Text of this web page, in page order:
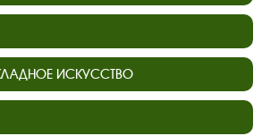
ИСКУССТВО